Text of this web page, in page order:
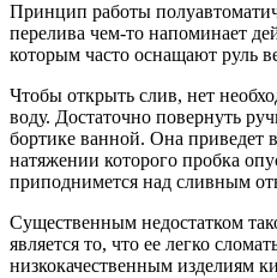
Принцип работы
перелива чем-то напоминает
которым часто оснащают руль
Чтобы открыть слив, нет
воду. Достаточно повернуть
бортике ванной. Она приведет
натяжении которого пробка
приподнимется над сливным
Существенным недостатком
является то, что ее легко
низкокачественным изделиям